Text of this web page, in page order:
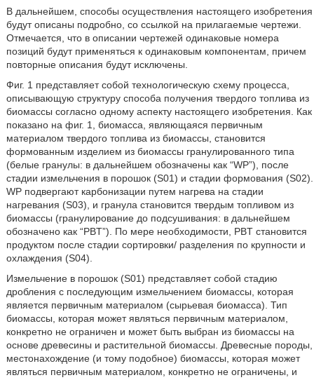
В дальнейшем, способы осуществления настоящего изобретения
будут описаны подробно, со ссылкой на прилагаемые чертежи.
Отмечается, что в описании чертежей одинаковые номера
позиций будут применяться к одинаковым компонентам, причем
повторные описания будут исключены.
Фиг. 1 представляет собой технологическую схему процесса,
описывающую структуру способа получения твердого топлива из
биомассы согласно одному аспекту настоящего изобретения. Как
показано на фиг. 1, биомасса, являющаяся первичным
материалом твердого топлива из биомассы, становится
формованным изделием из биомассы гранулированного типа
(белые гранулы: в дальнейшем обозначены как “WP”), после
стадии измельчения в порошок (S01) и стадии формования (S02).
WP подвергают карбонизации путем нагрева на стадии
нагревания (S03), и гранула становится твердым топливом из
биомассы (гранулирование до подсушивания: в дальнейшем
обозначено как “PBT”). По мере необходимости, PBT становится
продуктом после стадии сортировки/ разделения по крупности и
охлаждения (S04).
Измельчение в порошок (S01) представляет собой стадию
дробления с последующим измельчением биомассы, которая
является первичным материалом (сырьевая биомасса). Тип
биомассы, которая может являться первичным материалом,
конкретно не ограничен и может быть выбран из биомассы на
основе древесины и растительной биомассы. Древесные породы,
местонахождение (и тому подобное) биомассы, которая может
являться первичным материалом, конкретно не ограничены, и